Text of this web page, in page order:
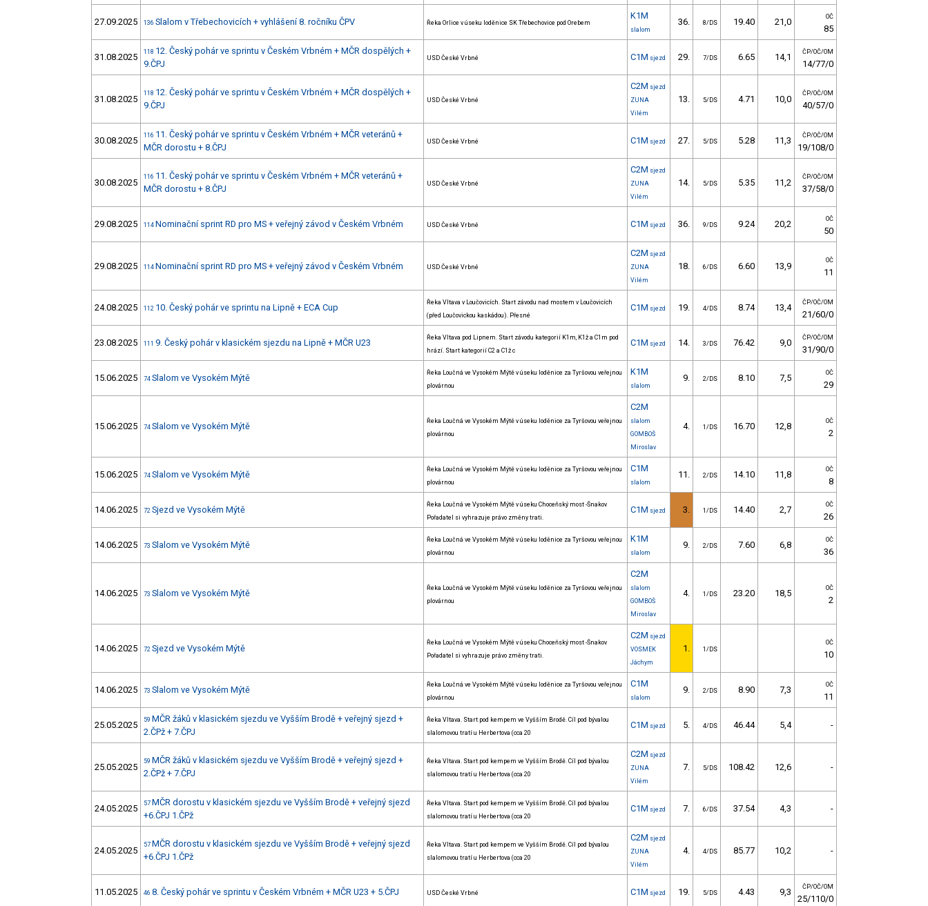
27.09.2025 136 Slalom v Třebechovicích + vyhlášení 8. ročníku ČPV Řeka Orlice v úseku loděnice SK Třebechovice pod Orebem
K1M
slalom
36. 8/DS 19.40 21,0 OČ
85
31.08.2025 118 12. Český pohár ve sprintu v Českém Vrbném + MČR dospělých +
9.ČPJ
USD České Vrbné C1M sjezd 29. 7/DS 6.65 14,1 ČP/OČ/OM
14/77/0
31.08.2025
118 12. Český pohár ve sprintu v Českém Vrbném + MČR dospělých +
9.ČPJ
USD České Vrbné
C2M sjezd
ZUNA
Vilém
13. 5/DS 4.71 10,0
ČP/OČ/OM
40/57/0
30.08.2025 116 11. Český pohár ve sprintu v Českém Vrbném + MČR veteránů +
MČR dorostu + 8.ČPJ
USD České Vrbné C1M sjezd 27. 5/DS 5.28 11,3 ČP/OČ/OM
19/108/0
30.08.2025
116 11. Český pohár ve sprintu v Českém Vrbném + MČR veteránů +
MČR dorostu + 8.ČPJ
USD České Vrbné
C2M sjezd
ZUNA
Vilém
14. 5/DS 5.35 11,2
ČP/OČ/OM
37/58/0
29.08.2025 114 Nominační sprint RD pro MS + veřejný závod v Českém Vrbném USD České Vrbné C1M sjezd 36. 9/DS 9.24 20,2 OČ
50
29.08.2025 114 Nominační sprint RD pro MS + veřejný závod v Českém Vrbném USD České Vrbné
C2M sjezd
ZUNA
Vilém
18. 6/DS 6.60 13,9
OČ
11
24.08.2025 112 10. Český pohár ve sprintu na Lipně + ECA Cup
Řeka Vltava v Loučovicích. Start závodu nad mostem v Loučovicích
(před Loučovickou kaskádou). Přesné
C1M sjezd 19. 4/DS 8.74 13,4 ČP/OČ/OM
21/60/0
23.08.2025 111 9. Český pohár v klasickém sjezdu na Lipně + MČR U23
Řeka Vltava pod Lipnem. Start závodu kategorií K1m, K1ž a C1m pod
hrází. Start kategorií C2 a C1ž c
C1M sjezd 14. 3/DS 76.42 9,0 ČP/OČ/OM
31/90/0
15.06.2025 74 Slalom ve Vysokém Mýtě
Řeka Loučná ve Vysokém Mýtě v úseku loděnice za Tyršovou veřejnou
plovárnou
K1M
slalom
9. 2/DS 8.10 7,5 OČ
29
15.06.2025 74 Slalom ve Vysokém Mýtě
Řeka Loučná ve Vysokém Mýtě v úseku loděnice za Tyršovou veřejnou
plovárnou
C2M
slalom
GOMBOŠ
Miroslav
4. 1/DS 16.70 12,8 OČ
2
15.06.2025 74 Slalom ve Vysokém Mýtě
Řeka Loučná ve Vysokém Mýtě v úseku loděnice za Tyršovou veřejnou
plovárnou
C1M
slalom
11. 2/DS 14.10 11,8 OČ
8
14.06.2025 72 Sjezd ve Vysokém Mýtě
Řeka Loučná ve Vysokém Mýtě v úseku Choceňský most -Šnakov
Pořadatel si vyhrazuje právo změny trati.
C1M sjezd 3. 1/DS 14.40 2,7 OČ
26
14.06.2025 73 Slalom ve Vysokém Mýtě
Řeka Loučná ve Vysokém Mýtě v úseku loděnice za Tyršovou veřejnou
plovárnou
K1M
slalom
9. 2/DS 7.60 6,8 OČ
36
14.06.2025 73 Slalom ve Vysokém Mýtě
Řeka Loučná ve Vysokém Mýtě v úseku loděnice za Tyršovou veřejnou
plovárnou
C2M
slalom
GOMBOŠ
Miroslav
4. 1/DS 23.20 18,5 OČ
2
14.06.2025 72 Sjezd ve Vysokém Mýtě
Řeka Loučná ve Vysokém Mýtě v úseku Choceňský most -Šnakov
Pořadatel si vyhrazuje právo změny trati.
C2M sjezd
VOSMEK
Jáchym
1. 1/DS
OČ
10
14.06.2025 73 Slalom ve Vysokém Mýtě
Řeka Loučná ve Vysokém Mýtě v úseku loděnice za Tyršovou veřejnou
plovárnou
C1M
slalom
9. 2/DS 8.90 7,3 OČ
11
25.05.2025 59 MČR žáků v klasickém sjezdu ve Vyšším Brodě + veřejný sjezd +
2.ČPž + 7.ČPJ
Řeka Vltava. Start pod kempem ve Vyšším Brodě. Cíl pod bývalou
slalomovou tratí u Herbertova (cca 20
C1M sjezd 5. 4/DS 46.44 5,4 -
25.05.2025
59 MČR žáků v klasickém sjezdu ve Vyšším Brodě + veřejný sjezd +
2.ČPž + 7.ČPJ
Řeka Vltava. Start pod kempem ve Vyšším Brodě. Cíl pod bývalou
slalomovou tratí u Herbertova (cca 20
C2M sjezd
ZUNA
Vilém
7. 5/DS 108.42 12,6 -
24.05.2025 57 MČR dorostu v klasickém sjezdu ve Vyšším Brodě + veřejný sjezd
+6.ČPJ 1.ČPž
Řeka Vltava. Start pod kempem ve Vyšším Brodě. Cíl pod bývalou
slalomovou tratí u Herbertova (cca 20
C1M sjezd 7. 6/DS 37.54 4,3 -
24.05.2025
57 MČR dorostu v klasickém sjezdu ve Vyšším Brodě + veřejný sjezd
+6.ČPJ 1.ČPž
Řeka Vltava. Start pod kempem ve Vyšším Brodě. Cíl pod bývalou
slalomovou tratí u Herbertova (cca 20
C2M sjezd
ZUNA
Vilém
4. 4/DS 85.77 10,2 -
11.05.2025 46 8. Český pohár ve sprintu v Českém Vrbném + MČR U23 + 5.ČPJ USD České Vrbné C1M sjezd 19. 5/DS 4.43 9,3 ČP/OČ/OM
25/110/0